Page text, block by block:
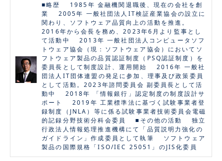
■略歴 1985年 金融機関退職後、現在の会社を創
業 2005年 一般社団法人IT検証産業協会の設立に
関わり、ソフトウェア品質向上の活動を推進。
2016年から会長を務め、2023年6月より監事とし
て活動中 2013年 一般社団法人コンピュータソフ
トウェア協会（現：ソフトウェア協会）においてソ
フトウェア製品の品質認証制度（PSQ認証制度）を
委員長として制度設計、運用開始 2016年 一般社
団法人IT団体連盟の発足に参加、理事及び政策委員
として活動。2023年諮問委員会 副委員長として活
動中 2018年 「情報銀行」認定制度の制度設計サ
ポート 2019年 工業標準法に基づく試験事業者登
録制度（JNLA）等に係る試験事業者技術委員会電磁
的記録分野技術分科会委員 ■その他の活動 独立
行政法人情報処理推進機構にて「品質説明力強化の
ガイドライン」作成委員として執筆 ソフトウェア
製品の国際規格「ISO/IEC 25051」のJIS化委員